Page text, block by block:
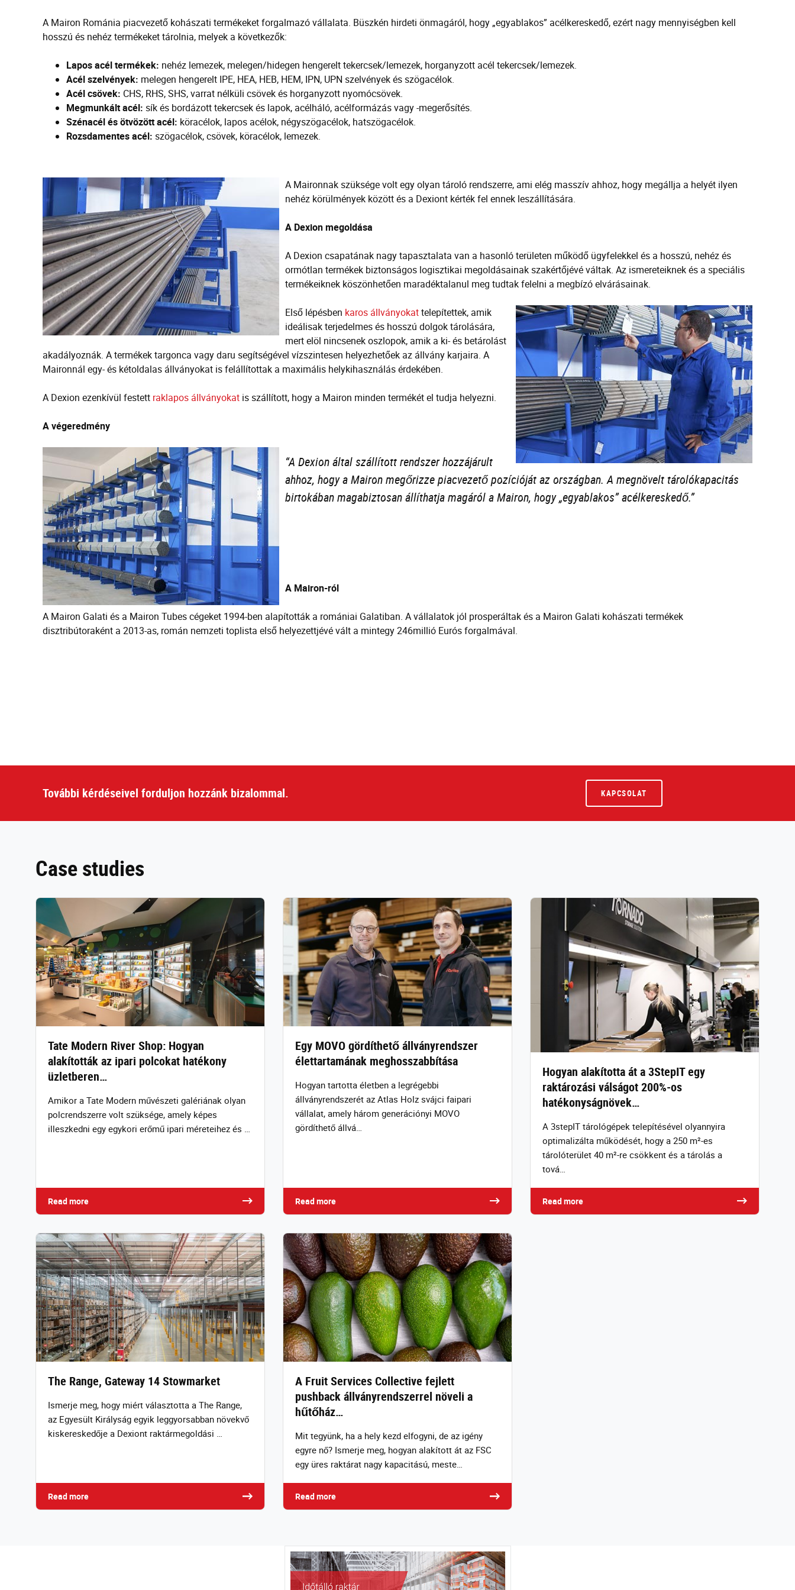
A Mairon Románia piacvezető kohászati termékeket forgalmazó vállalata. Büszkén hirdeti önmagáról, hogy „egyablakos” acélkereskedő, ezért nagy mennyiségben kell
hosszú és nehéz termékeket tárolnia, melyek a következők:
Lapos acél termékek: nehéz lemezek, melegen/hidegen hengerelt tekercsek/lemezek, horganyzott acél tekercsek/lemezek.
Acél szelvények: melegen hengerelt IPE, HEA, HEB, HEM, IPN, UPN szelvények és szögacélok.
Acél csövek: CHS, RHS, SHS, varrat nélküli csövek és horganyzott nyomócsövek.
Megmunkált acél: sík és bordázott tekercsek és lapok, acélháló, acélformázás vagy -megerősítés.
Szénacél és ötvözött acél: köracélok, lapos acélok, négyszögacélok, hatszögacélok.
Rozsdamentes acél: szögacélok, csövek, köracélok, lemezek.
A Maironnak szüksége volt egy olyan tároló rendszerre, ami elég masszív ahhoz, hogy megállja a helyét ilyen
nehéz körülmények között és a Dexiont kérték fel ennek leszállítására.
A Dexion megoldása
A Dexion csapatának nagy tapasztalata van a hasonló területen működő ügyfelekkel és a hosszú, nehéz és
ormótlan termékek biztonságos logisztikai megoldásainak szakértőjévé váltak. Az ismereteiknek és a speciális
termékeiknek köszönhetően maradéktalanul meg tudtak felelni a megbízó elvárásainak.
Első lépésben karos állványokattelepítettek, amik
ideálisak terjedelmes és hosszú dolgok tárolására,
mert elöl nincsenek oszlopok, amik a ki- és betárolást
akadályoznák. A termékek targonca vagy daru segítségével vízszintesen helyezhetőek az állvány karjaira. A
Maironnál egy- és kétoldalas állványokat is felállítottak a maximális helykihasználás érdekében.
A Dexion ezenkívül festett raklapos állványokat is szállított, hogy a Mairon minden termékét el tudja helyezni.
A végeredmény
“A Dexion által szállított rendszer hozzájárult
ahhoz, hogy a Mairon megőrizze piacvezető pozícióját az országban. A megnövelt tárolókapacitás
birtokában magabiztosan állíthatja magáról a Mairon, hogy „egyablakos” acélkereskedő.”
A Mairon-ról
A Mairon Galati és a Mairon Tubes cégeket 1994-ben alapították a romániai Galatiban. A vállalatok jól prosperáltak és a Mairon Galati kohászati termékek
disztribútoraként a 2013-as, román nemzeti toplista első helyezettjévé vált a mintegy 246millió Eurós forgalmával.
További kérdéseivel forduljon hozzánk bizalommal. KAPCSOLAT
Case studies
Tate Modern River Shop: Hogyan
alakították az ipari polcokat hatékony
üzletberen…
Amikor a Tate Modern művészeti galériának olyan
polcrendszerre volt szüksége, amely képes
illeszkedni egy egykori erőmű ipari méreteihez és …
Read more
Egy MOVO gördíthető állványrendszer
élettartamának meghosszabbítása
Hogyan tartotta életben a legrégebbi
állványrendszerét az Atlas Holz svájci faipari
vállalat, amely három generációnyi MOVO
gördíthető állvá…
Read more
Hogyan alakította át a 3StepIT egy
raktározási válságot 200%-os
hatékonyságnövek…
A 3stepIT tárológépek telepítésével olyannyira
optimalizálta működését, hogy a 250 m²-es
tárolóterület 40 m²-re csökkent és a tárolás a
tová…
Read more
The Range, Gateway 14 Stowmarket
Ismerje meg, hogy miért választotta a The Range,
az Egyesült Királyság egyik leggyorsabban növekvő
kiskereskedője a Dexiont raktármegoldási …
Read more
A Fruit Services Collective fejlett
pushback állványrendszerrel növeli a
hűtőház…
Mit tegyünk, ha a hely kezd elfogyni, de az igény
egyre nő? Ismerje meg, hogyan alakított át az FSC
egy üres raktárat nagy kapacitású, meste…
Read more